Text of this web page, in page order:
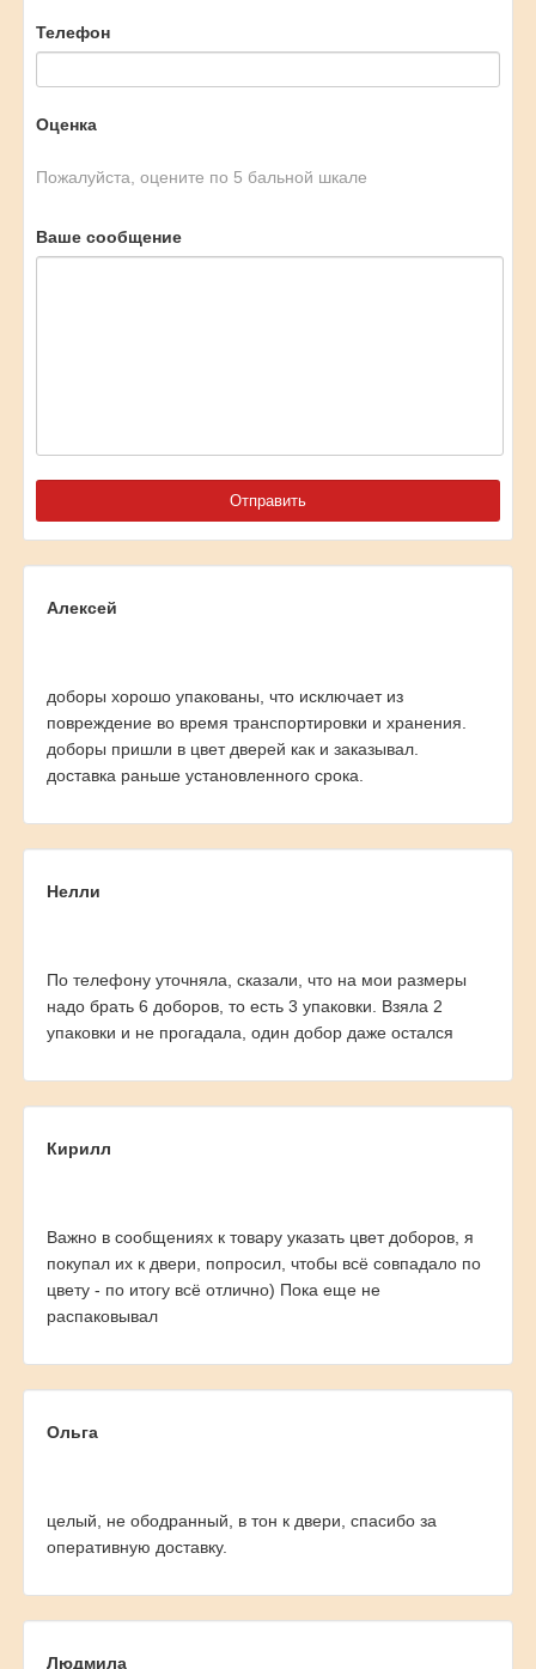
Телефон
Оценка
Пожалуйста, оцените по 5 бальной шкале
Ваше сообщение
Алексей
доборы хорошо упакованы, что исключает из
повреждение во время транспортировки и хранения.
доборы пришли в цвет дверей как и заказывал.
доставка раньше установленного срока.
Нелли
По телефону уточняла, сказали, что на мои размеры
надо брать 6 доборов, то есть 3 упаковки. Взяла 2
упаковки и не прогадала, один добор даже остался
Кирилл
Важно в сообщениях к товару указать цвет доборов, я
покупал их к двери, попросил, чтобы всё совпадало по
цвету - по итогу всё отлично) Пока еще не
распаковывал
Ольга
целый, не ободранный, в тон к двери, спасибо за
оперативную доставку.
Людмила